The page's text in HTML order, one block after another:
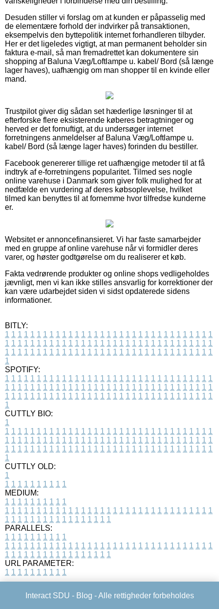
Desuden stiller vi forslag om at kunden er påpasselig med
de elementære forhold der indvirker på transaktionen,
eksempelvis den byttepolitik internet forhandleren tilbyder.
Her er det ligeledes vigtigt, at man permanent beholder sin
faktura e-mail, så man fremadrettet kan dokumentere sin
shopping af Baluna Væg/Loftlampe u. kabel/ Bord (så længe
lager haves), uafhængig om man shopper til en kvinde eller
mand.
Trustpilot giver dig sådan set hæderlige løsninger til at
efterforske flere eksisterende køberes betragtninger og
herved er det fornuftigt, at du undersøger internet
forretningens anmeldelser af Baluna Væg/Loftlampe u.
kabel/ Bord (så længe lager haves) forinden du bestiller.
Facebook genererer tillige ret uafhængige metoder til at få
indtryk af e-forretningens popularitet. Tilmed ses nogle
online varehuse i Danmark som giver folk mulighed for at
nedfælde en vurdering af deres købsoplevelse, hvilket
tilmed kan benyttes til at fornemme hvor tilfredse kunderne
er.
Websitet er annoncefinansieret. Vi har faste samarbejder
med en gruppe af online varehuse når vi formidler deres
varer, og høster godtgørelse om du realiserer et køb.
Fakta vedrørende produkter og online shops vedligeholdes
jævnligt, men vi kan ikke stilles ansvarlig for korrektioner der
kan være udarbejdet siden vi sidst opdaterede sidens
informationer.
BITLY:
1 1 1 1 1 1 1 1 1 1 1 1 1 1 1 1 1 1 1 1 1 1 1 1 1 1 1 1 1 1 1 1 1
1 1 1 1 1 1 1 1 1 1 1 1 1 1 1 1 1 1 1 1 1 1 1 1 1 1 1 1 1 1 1 1 1
1 1 1 1 1 1 1 1 1 1 1 1 1 1 1 1 1 1 1 1 1 1 1 1 1 1 1 1 1 1 1 1 1
1
SPOTIFY:
1 1 1 1 1 1 1 1 1 1 1 1 1 1 1 1 1 1 1 1 1 1 1 1 1 1 1 1 1 1 1 1 1
1 1 1 1 1 1 1 1 1 1 1 1 1 1 1 1 1 1 1 1 1 1 1 1 1 1 1 1 1 1 1 1 1
1 1 1 1 1 1 1 1 1 1 1 1 1 1 1 1 1 1 1 1 1 1 1 1 1 1 1 1 1 1 1 1 1
1
CUTTLY BIO:
1
1 1 1 1 1 1 1 1 1 1 1 1 1 1 1 1 1 1 1 1 1 1 1 1 1 1 1 1 1 1 1 1 1
1 1 1 1 1 1 1 1 1 1 1 1 1 1 1 1 1 1 1 1 1 1 1 1 1 1 1 1 1 1 1 1 1
1 1 1 1 1 1 1 1 1 1 1 1 1 1 1 1 1 1 1 1 1 1 1 1 1 1 1 1 1 1 1 1 1
1
CUTTLY OLD:
1
1 1 1 1 1 1 1 1 1 1
MEDIUM:
1 1 1 1 1 1 1 1 1 1
1 1 1 1 1 1 1 1 1 1 1 1 1 1 1 1 1 1 1 1 1 1 1 1 1 1 1 1 1 1 1 1 1
1 1 1 1 1 1 1 1 1 1 1 1 1 1 1 1 1
PARALLELS:
1 1 1 1 1 1 1 1 1 1
1 1 1 1 1 1 1 1 1 1 1 1 1 1 1 1 1 1 1 1 1 1 1 1 1 1 1 1 1 1 1 1 1
1 1 1 1 1 1 1 1 1 1 1 1 1 1 1 1 1
URL PARAMETER:
1 1 1 1 1 1 1 1 1 1
Interact SDU - Blog - Alle rettigheder forbeholdes